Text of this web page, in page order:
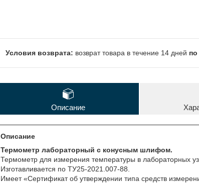
возврат товара в течение 14 дней
Описание
Описание
Термометр лабораторный с конусным шлифом.
Термометр для измерения температуры в лабораторных
Изготавливается по ТУ25-2021.007-88.
Имеет «Сертификат об утверждении типа средств